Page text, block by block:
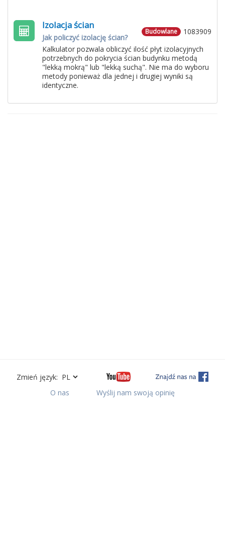
1083909
Budowlane
Izolacja ścian
Jak policzyć izolację ścian?
Kalkulator pozwala obliczyć ilość płyt izolacyjnych
potrzebnych do pokrycia ścian budynku metodą
"lekką mokrą" lub "lekką suchą". Nie ma do wyboru
metody ponieważ dla jednej i drugiej wyniki są
identyczne.
Zmień język:
O nas
Wyślij nam swoją opinię